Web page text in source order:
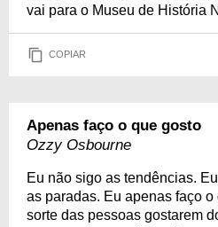
vai para o Museu de História
COPIAR
Apenas faço o que gosto
Ozzy Osbourne
Eu não sigo as tendências.
as paradas. Eu apenas faço
sorte das pessoas gostarem